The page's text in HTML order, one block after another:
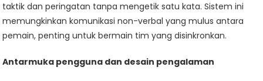
taktik dan peringatan tanpa mengetik satu kata. Sistem ini
memungkinkan komunikasi non-verbal yang mulus antara
pemain, penting untuk bermain tim yang disinkronkan.
Antarmuka pengguna dan desain pengalaman